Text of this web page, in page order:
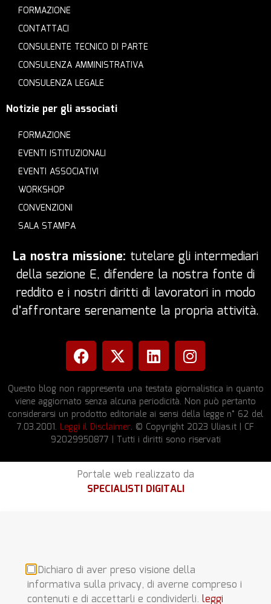
FORMAZIONE
CONTATTACI
CONSULENTE TECNICO DI PARTE
CONSULENZA AMMINISTRATIVA
CONSULENZA LEGALE
Notizie per gli associati
FORMAZIONE
EVENTI ISTITUZIONALI
EVENTI ASSOCIATIVI
WORKSHOP
CONVENZIONI
SALA STAMPA
La nostra missione: tutelare gli intermediari
della sezione E, difendere la nostra fonte di
reddito e i nostri diritti di lavoratori in modo
d’affrontare serenamente la propria attività.
Questo blog non rappresenta una testata giornalistica in quanto
viene aggiornato senza alcuna periodicità. Non può pertanto
considerarsi un prodotto editoriale ai sensi della legge n° 62 del
7.03.2001. Leggi il Disclaimer. © Copyright 2023 Ulias.it | CF
92029950877 | Tutti i diritti sono riservati
Portale web realizzato da
SPECIALISTI DIGITALI
Dichiaro di aver preso visione della
informativa sulla privacy, di averne compreso i
contenuti e di accettarli e condividerli. leggi